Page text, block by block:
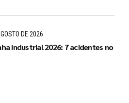
DE 2026
industrial 2026: 7 acidentes no